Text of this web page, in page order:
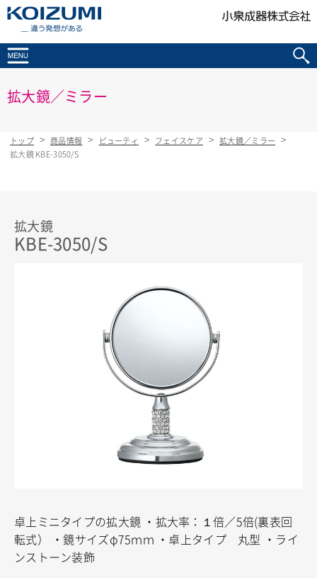
拡大鏡／ミラー
トップ 商品情報 ビューティ フェイスケア
拡大鏡／ミラー
拡大鏡 KBE-3050/S
拡大鏡
KBE-3050/S
卓上ミニタイプの拡大鏡 ・拡大率：１倍／5倍(裏表回
転式）
・鏡サイズφ75ｍｍ ・卓上タイプ 丸型
・ライ
ンストーン装飾